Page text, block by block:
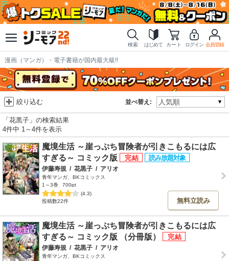
検索 はじめて カート ログイン 会員登録
漫画（マンガ）・電子書籍が国内最大級!!
並べ替え:
絞り込む
「花黒子」の検索結果
4件中 1～4件を表示
魔境生活 ～崖っぷち冒険者が引きこもるには広
すぎる～ コミック版
伊藤寿規 / 花黒子 / アリオ
青年マンガ、BKコミックス
1～3巻
700pt
(4.3)
投稿数22件
無料立読み
魔境生活 ～崖っぷち冒険者が引きこもるには広
すぎる～ コミック版 （分冊版）
伊藤寿規 / 花黒子 / アリオ
青年マンガ、BKコミックス